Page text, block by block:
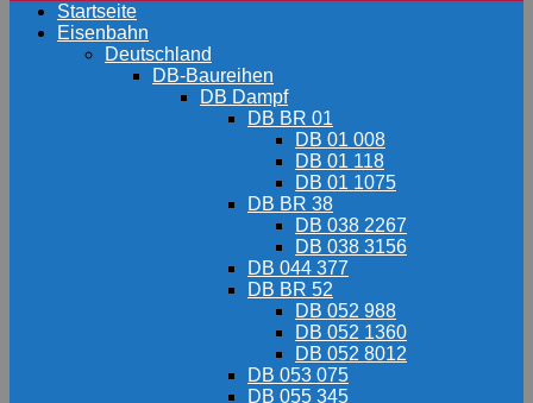
Startseite
Eisenbahn
Deutschland
DB-Baureihen
DB Dampf
DB BR 01
DB 01 008
DB 01 118
DB 01 1075
DB BR 38
DB 038 2267
DB 038 3156
DB 044 377
DB BR 52
DB 052 988
DB 052 1360
DB 052 8012
DB 053 075
DB 055 345